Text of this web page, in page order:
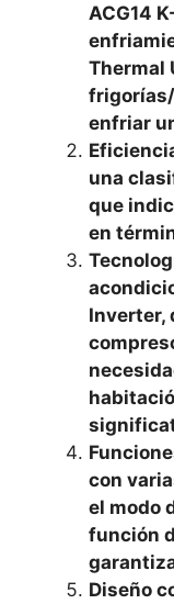
ACG14
Thermal
enfriar
una
que
en
Inverter,
con
el modo
función
Diseño